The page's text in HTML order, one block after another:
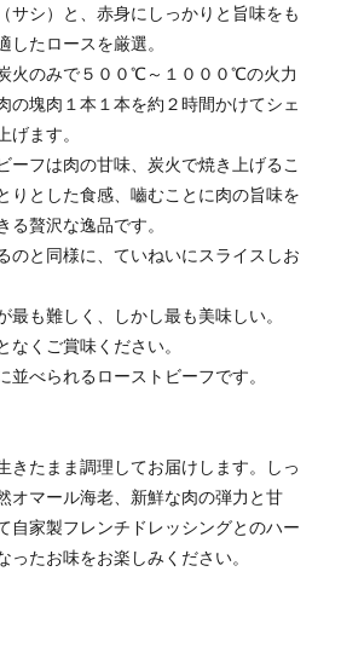
サシ）と、赤身にしっかりと旨味をも
したロースを厳選。
火のみで５００℃～１０００℃の火力
の塊肉１本１本を約２時間かけてシェ
げます。
ーフは肉の甘味、炭火で焼き上げるこ
りとした食感、嚙むことに肉の旨味を
る贅沢な逸品です。
のと同様に、ていねいにスライスしお
最も難しく、しかし最も美味しい。
なくご賞味ください。
並べられるローストビーフです。
きたまま調理してお届けします。しっ
オマール海老、新鮮な肉の弾力と甘
自家製フレンチドレッシングとのハー
ったお味をお楽しみください。